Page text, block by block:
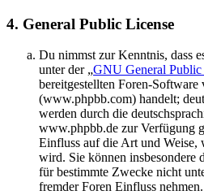
4. General Public License
Du nimmst zur Kenntnis, dass
unter der „GNU General
bereitgestellten Foren-
(www.phpbb.com) handelt;
werden durch die
www.phpbb.de zur Verfügung
Einfluss auf die Art und Weise,
wird. Sie können insbesondere
für bestimmte Zwecke nicht
fremder Foren Einfluss nehmen.